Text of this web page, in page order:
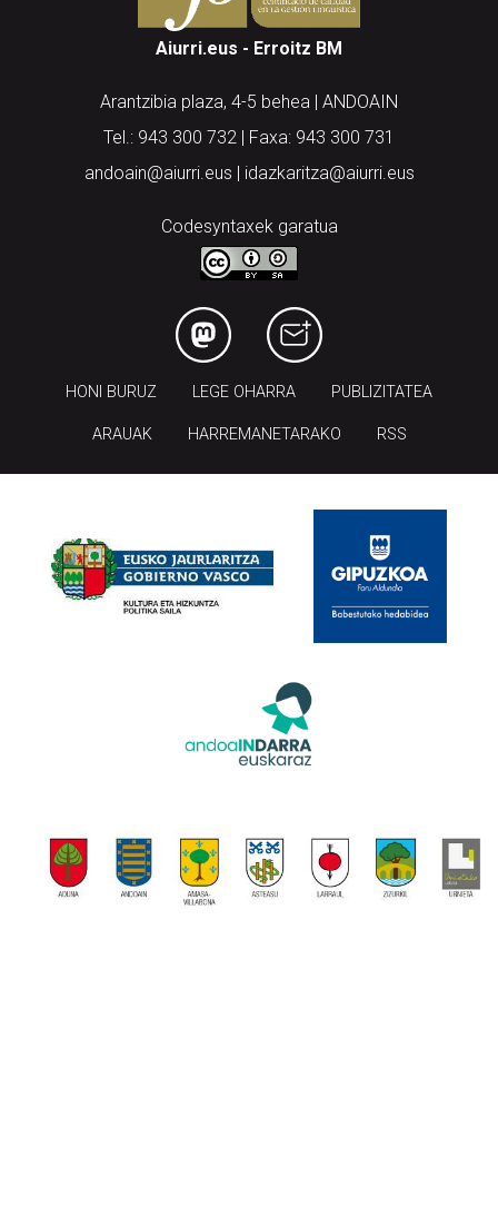
Aiurri.eus - Erroitz BM
Arantzibia plaza, 4-5 behea | ANDOAIN
Tel.: 943 300 732 | Faxa: 943 300 731
andoain@aiurri.eus | idazkaritza@aiurri.eus
Codesyntaxek garatua
HONI BURUZ LEGE OHARRA PUBLIZITATEA
ARAUAK HARREMANETARAKO RSS